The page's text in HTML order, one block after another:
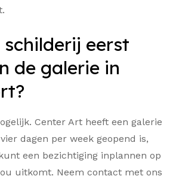
eerst
de galerie in
Center Art heeft een galerie
dagen per week geopend is,
een bezichtiging inplannen op
uitkomt. Neem contact met ons